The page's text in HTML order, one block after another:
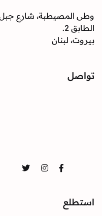
وطى المصيطبة، شارع
الطابق 2.
بيروت، لبنان
تواصل
Facebook
Instagram
Twitter
استطلع